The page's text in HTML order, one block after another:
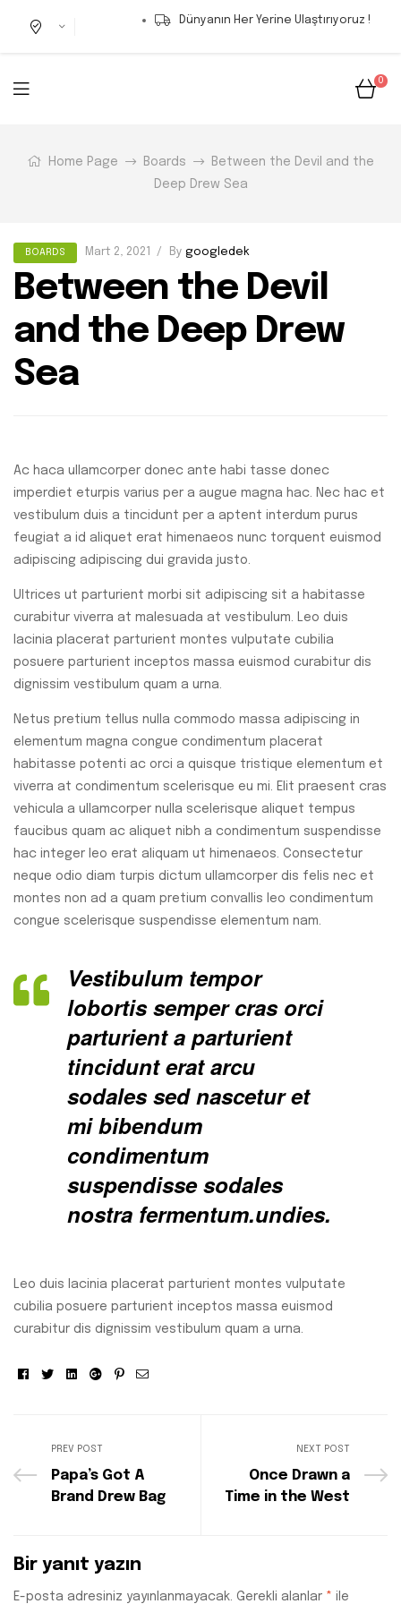
Dünyanın Her Yerine Ulaştırıyoruz !
0
Home Page Boards
Between the Devil and the
Deep Drew Sea
BOARDS Mart 2, 2021 By googledek
Between the Devil
and the Deep Drew
Sea
Ac haca ullamcorper donec ante habi tasse donec
imperdiet eturpis varius per a augue magna hac. Nec hac et
vestibulum duis a tincidunt per a aptent interdum purus
feugiat a id aliquet erat himenaeos nunc torquent euismod
adipiscing adipiscing dui gravida justo.
Ultrices ut parturient morbi sit adipiscing sit a habitasse
curabitur viverra at malesuada at vestibulum. Leo duis
lacinia placerat parturient montes vulputate cubilia
posuere parturient inceptos massa euismod curabitur dis
dignissim vestibulum quam a urna.
Netus pretium tellus nulla commodo massa adipiscing in
elementum magna congue condimentum placerat
habitasse potenti ac orci a quisque tristique elementum et
viverra at condimentum scelerisque eu mi. Elit praesent cras
vehicula a ullamcorper nulla scelerisque aliquet tempus
faucibus quam ac aliquet nibh a condimentum suspendisse
hac integer leo erat aliquam ut himenaeos. Consectetur
neque odio diam turpis dictum ullamcorper dis felis nec et
montes non ad a quam pretium convallis leo condimentum
congue scelerisque suspendisse elementum nam.
Vestibulum tempor
lobortis semper cras orci
parturient a parturient
tincidunt erat arcu
sodales sed nascetur et
mi bibendum
condimentum
suspendisse sodales
nostra fermentum.undies.
Leo duis lacinia placerat parturient montes vulputate
cubilia posuere parturient inceptos massa euismod
curabitur dis dignissim vestibulum quam a urna.
Facebook
TwitterLinkedinGoogle+Pinterest
Email
PREV POST
Papa’s Got A
Brand Drew Bag
NEXT POST
Once Drawn a
Time in the West
Bir yanıt yazın
E-posta adresiniz yayınlanmayacak. Gerekli alanlar * ile